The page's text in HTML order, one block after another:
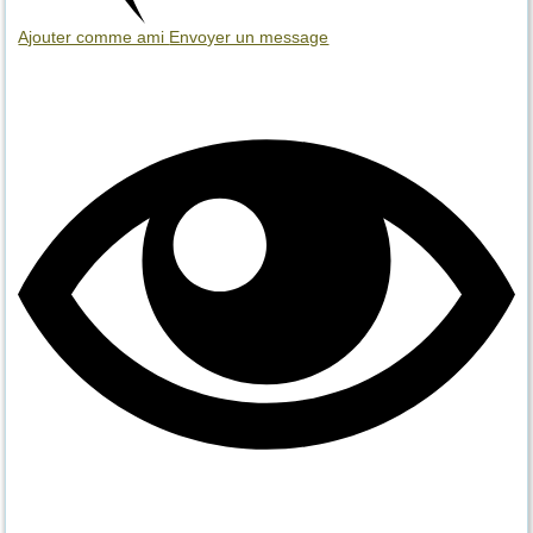
Ajouter comme ami Envoyer un message